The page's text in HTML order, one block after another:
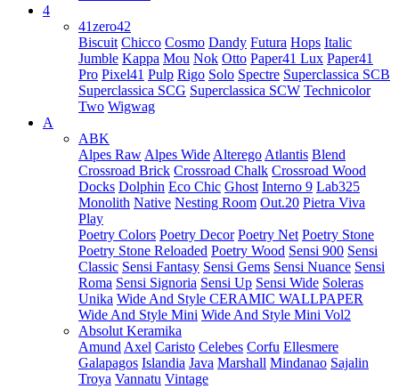
4
41zero42
Biscuit Chicco Cosmo Dandy Futura Hops Italic
Jumble Kappa Mou Nok Otto Paper41 Lux Paper41
Pro Pixel41 Pulp Rigo Solo Spectre Superclassica SCB
Superclassica SCG Superclassica SCW Technicolor
Two Wigwag
A
ABK
Alpes Raw Alpes Wide Alterego Atlantis Blend
Crossroad Brick Crossroad Chalk Crossroad Wood
Docks Dolphin Eco Chic Ghost Interno 9 Lab325
Monolith Native Nesting Room Out.20 Pietra Viva
Play
Poetry Colors Poetry Decor Poetry Net Poetry Stone
Poetry Stone Reloaded Poetry Wood Sensi 900 Sensi
Classic Sensi Fantasy Sensi Gems Sensi Nuance Sensi
Roma Sensi Signoria Sensi Up Sensi Wide Soleras
Unika Wide And Style CERAMIC WALLPAPER
Wide And Style Mini Wide And Style Mini Vol2
Absolut Keramika
Amund Axel Caristo Celebes Corfu Ellesmere
Galapagos Islandia Java Marshall Mindanao Sajalin
Troya Vannatu Vintage